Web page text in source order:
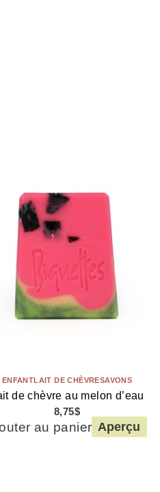
ENFANTLAIT DE CHÈVRESAVONS
de chèvre au melon d’eau
8,75$
au panier Aperçu